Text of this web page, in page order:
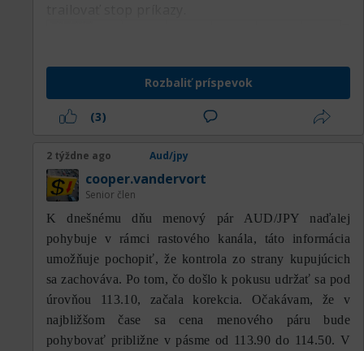
Rozbaliť príspevok
(3)
2 týždne ago Aud/jpy
cooper.vandervort
Senior člen
K dnešnému dňu menový pár AUD/JPY naďalej
pohybuje v rámci rastového kanála, táto informácia
umožňuje pochopiť, že kontrola zo strany kupujúcich
sa zachováva. Po tom, čo došlo k pokusu udržať sa pod
úrovňou 113.10, začala korekcia. Očakávam, že v
najbližšom čase sa cena menového páru bude
pohybovať približne v pásme od 113.90 do 114.50. V